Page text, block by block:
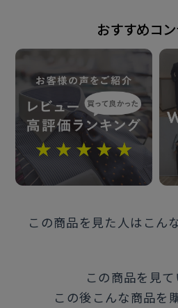
2026年5月14日
この商品に対する
おすすめコ
この商品を見た人はこん
この商品を見
この後こんな商品を